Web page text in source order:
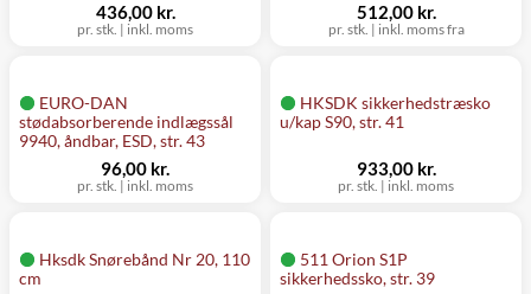
pr. stk. | inkl. moms
436,00 kr.
pr. stk. | inkl. moms fra
512,00 kr.
EURO-DAN
stødabsorberende indlægssål
9940, åndbar, ESD, str. 43
pr. stk. | inkl. moms
96,00 kr.
HKSDK sikkerhedstræsko
u/kap S90, str. 41
pr. stk. | inkl. moms
933,00 kr.
Hksdk Snørebånd Nr 20, 110
cm
511 Orion S1P
sikkerhedssko, str. 39